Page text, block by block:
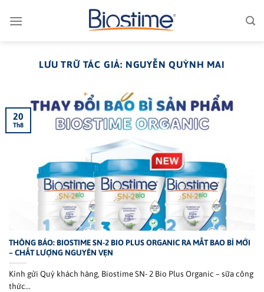
qua
LƯU TRỮ TÁC GIẢ: NGUYỄN QUỲNH MAI
THÔNG BÁO: BIOSTIME SN-2 BIO PLUS ORGANIC RA MẮT BAO BÌ MỚI
– CHẤT LƯỢNG NGUYÊN VẸN
Kính gửi Quý khách hàng, Biostime SN- 2 Bio Plus Organic – sữa công
thức...
20
Th8